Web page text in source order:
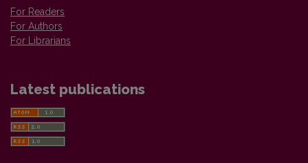
For Readers
For Authors
For Librarians
Latest publications